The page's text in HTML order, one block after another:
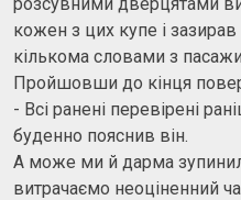
кожен з цих купе і
кількома словами з
Пройшовши до кінця
- Всі ранені перевірені
буденно пояснив він.
А може ми й дарма
витрачаємо неоціненний